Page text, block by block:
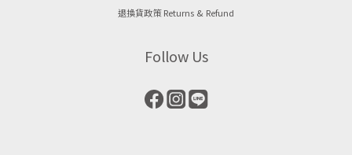
退換貨政策 Returns & Refund
Follow Us